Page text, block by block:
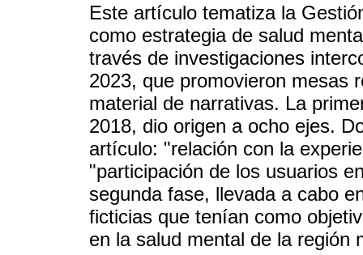
Este artículo tematiza la
como estrategia de salud
través de investigaciones
2023, que promovieron mesas
material de narrativas. La
2018, dio origen a ocho ejes.
artículo: "relación con la
"participación de los usuarios
segunda fase, llevada a cabo
ficticias que tenían como
en la salud mental de la región